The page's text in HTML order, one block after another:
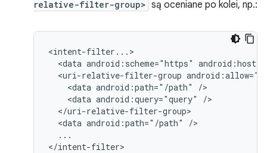
relative-filter-group> są oceniane po kolei, np.:
<data android:scheme="https"
<uri-relative-filter-group
<data android:path="/path"
<data android:query="query"
<data android:path="/path"
...
</intent-filter>